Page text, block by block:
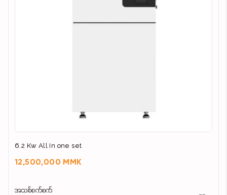
6.2 Kw All In one set
12,500,000 MMK
အသစ်စက်စက်